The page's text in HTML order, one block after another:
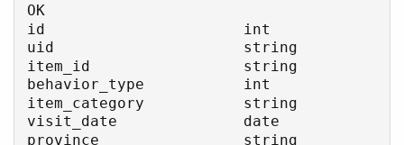
OK
id                      int
uid                     string
item_id                 string
behavior_type           int
item_category           string
visit_date              date
province                string